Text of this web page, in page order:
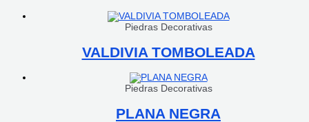
Piedras Decorativas
VALDIVIA TOMBOLEADA
Piedras Decorativas
PLANA NEGRA